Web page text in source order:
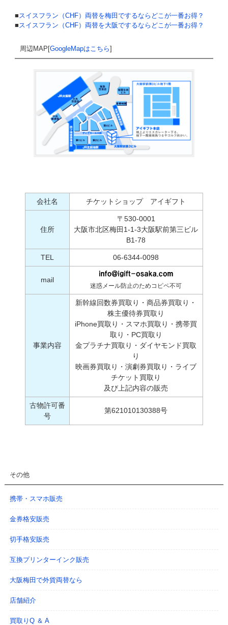
■ スイスフラン（CHF）両替を梅田でするならどこが一番お得？
■ スイスフラン（CHF）両替を大阪でするならどこが一番お得？
周辺MAP[GoogleMapはこちら]
会社名 チケットショップ アイギフト
住所
〒530-0001
大阪市北区梅田1-1-3大阪駅前第三ビル
B1-78
TEL 06-6344-0098
mail
迷惑メール防止のためコピペ不可
事業内容
新幹線回数券買取り・商品券買取り・
株主優待券買取り
iPhone買取り・スマホ買取り・携帯買
取り・PC買取り
金プラチナ買取り・ダイヤモンド買取
り
映画券買取り・演劇券買取り・ライブ
チケット買取り
及び上記内容の販売
古物許可番
号
第621010130388号
その他
携帯・スマホ販売
金券格安販売
切手格安販売
互換プリンターインク販売
大阪梅田で外貨両替なら
店舗紹介
買取りQ ＆ A